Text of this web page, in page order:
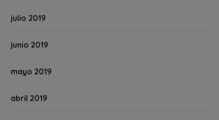
julio 2019
junio 2019
mayo 2019
abril 2019